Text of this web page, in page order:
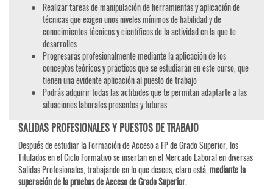
Realizar tareas de manipulación de herramientas y aplicación de
técnicas que exigen unos niveles mínimos de habilidad y de
conocimientos técnicos y científicos de la actividad en la que te
desarrolles
Progresarás profesionalmente mediante la aplicación de los
conceptos teóricos y prácticos que se estudiarán en este curso, que
tienen una evidente aplicación al puesto de trabajo
Podrás adquirir todas las actitudes que te permitan adaptarte a las
situaciones laborales presentes y futuras
SALIDAS PROFESIONALES Y PUESTOS DE TRABAJO
Después de estudiar la Formación de Acceso a FP de Grado Superior, los
Titulados en el Ciclo Formativo se insertan en el Mercado Laboral en diversas
Salidas Profesionales, trabajando en lo que desees, claro está,mediante la
superación de la pruebas de Acceso de Grado Superior.